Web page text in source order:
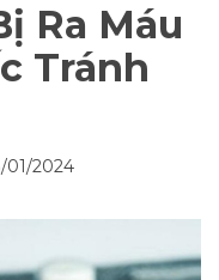
Ra Máu
Tránh
01/2024